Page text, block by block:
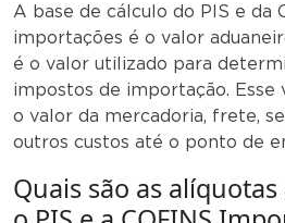
A base de cálculo do PIS e da
importações é o valor
é o valor utilizado para
impostos de importação. Esse
o valor da mercadoria, frete,
outros custos até o ponto de
Quais são as